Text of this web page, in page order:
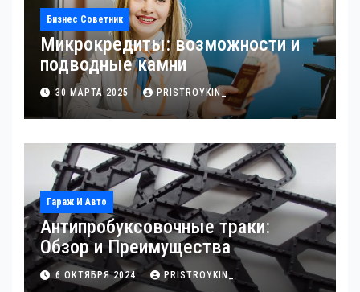
Бизнес Советник
Микрокредиты: возможности и
подводные камни
30 МАРТА 2025 PRISTROYKIN_
Гараж И Авто
Антипробуксовочные траки:
Обзор и Преимущества
6 ОКТЯБРЯ 2024 PRISTROYKIN_